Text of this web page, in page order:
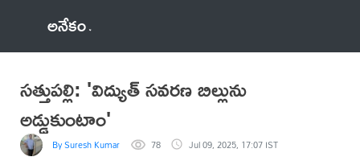
అనేకం
సత్తుపల్లి: 'విద్యుత్ సవరణ బిల్లును
అడ్డుకుంటాం'
By Suresh Kumar 78 Jul 09, 2025, 17:07 IST